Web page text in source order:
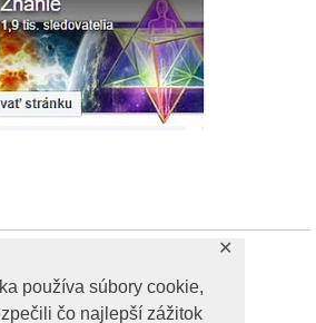
používa súbory cookie,
čo najlepší zážitok
✕